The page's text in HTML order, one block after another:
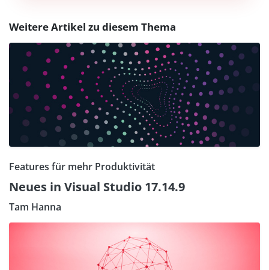
Weitere Artikel zu diesem Thema
Features für mehr Produktivität
Neues in Visual Studio 17.14.9
Tam Hanna